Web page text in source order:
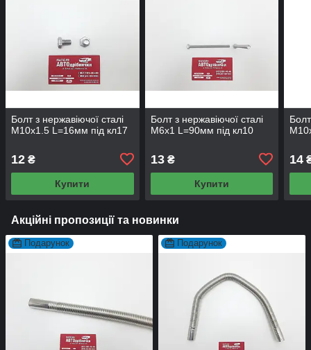
Болт з нержавіючої сталі
М10х1.5 L=16мм під кл17
12 ₴
Купити
Болт з нержавіючої сталі
М6х1 L=90мм під кл10
13₴
Купити
14
Акційні пропозиції та новинки
Подарунок Подарунок